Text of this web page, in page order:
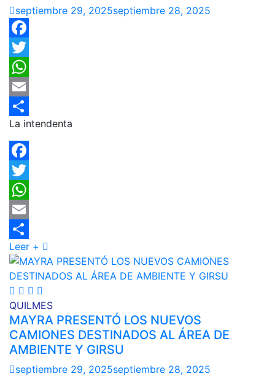
septiembre 29, 2025septiembre 28, 2025
Facebook
Twitter
WhatsApp
Email
Compartir
La intendenta
Facebook
Twitter
WhatsApp
Email
Compartir
Leer +
QUILMES
MAYRA PRESENTÓ LOS NUEVOS
CAMIONES DESTINADOS AL ÁREA DE
AMBIENTE Y GIRSU
septiembre 29, 2025septiembre 28, 2025